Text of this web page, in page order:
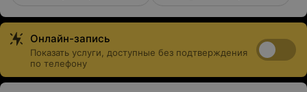
Онлайн-запись
Показать услуги, доступные без подтверждения
по телефону